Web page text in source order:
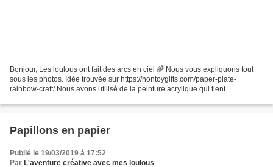
Bonjour, Les loulous ont fait des arcs en ciel 🌈 Nous vous expliquons tout
sous les photos. Idée trouvée sur https://nontoygifts.com/paper-plate-
rainbow-craft/ Nous avons utilisé de la peinture acrylique qui tient
Papillons en papier
Publié le 19/03/2019 à 17:52
Par L'aventure créative avec mes loulous